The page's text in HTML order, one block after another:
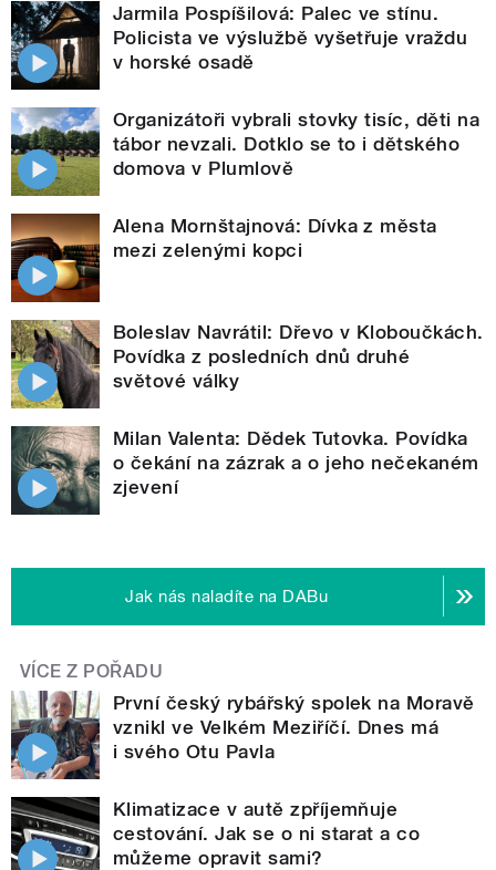
Jarmila Pospíšilová: Palec ve stínu.
Policista ve výslužbě vyšetřuje vraždu
v horské osadě
Organizátoři vybrali stovky tisíc, děti na
tábor nevzali. Dotklo se to i dětského
domova v Plumlově
Alena Mornštajnová: Dívka z města
mezi zelenými kopci
Boleslav Navrátil: Dřevo v Kloboučkách.
Povídka z posledních dnů druhé
světové války
Milan Valenta: Dědek Tutovka. Povídka
o čekání na zázrak a o jeho nečekaném
zjevení
Jak nás naladíte na DABu
VÍCE Z POŘADU
První český rybářský spolek na Moravě
vznikl ve Velkém Meziříčí. Dnes má
i svého Otu Pavla
Klimatizace v autě zpříjemňuje
cestování. Jak se o ni starat a co
můžeme opravit sami?